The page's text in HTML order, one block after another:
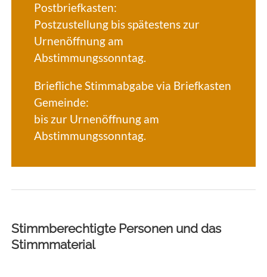
Postbriefkasten:
Postzustellung bis spätestens zur
Urnenöffnung am
Abstimmungssonntag.
Briefliche Stimmabgabe via Briefkasten
Gemeinde:
bis zur Urnenöffnung am
Abstimmungssonntag.
Stimmberechtigte Personen und das
Stimmmaterial